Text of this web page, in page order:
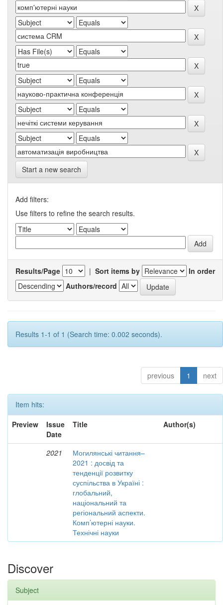
Start a new search
Add filters:
Use filters to refine the search results.
Results/Page | Sort items by
In order
Authors/record
Results 1-1 of 1 (Search time: 0.002 seconds).
previous 1 next
Item hits:
Preview
Issue
Date
Title Author(s)
2021
Могилянські читання–
2021 : досвід та
тенденції розвитку
суспільства в Україні :
глобальний,
національний та
регіональний аспекти.
Комп’ютерні науки.
Технічні науки
Discover
Subject